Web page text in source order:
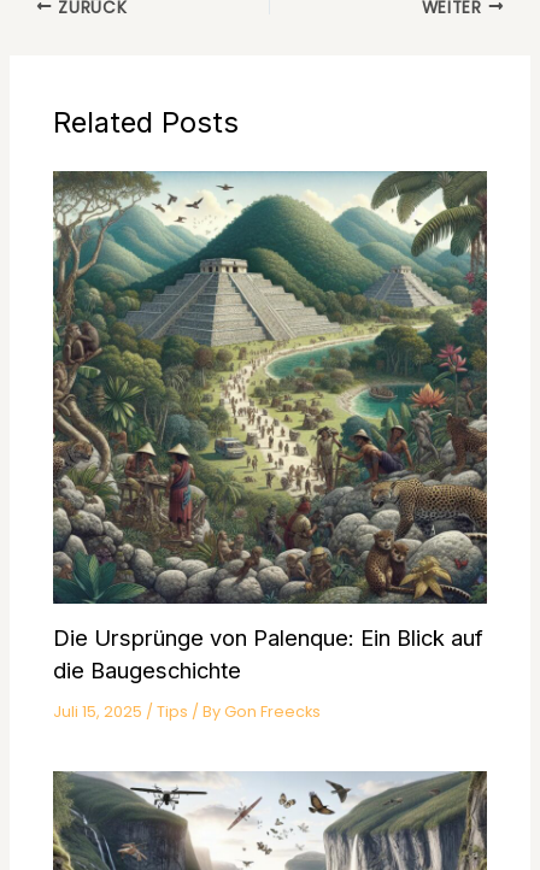
ZURÜCK WEITER
Related Posts
Die Ursprünge von Palenque: Ein Blick auf
die Baugeschichte
Juli 15, 2025 /Tips / ByGon Freecks